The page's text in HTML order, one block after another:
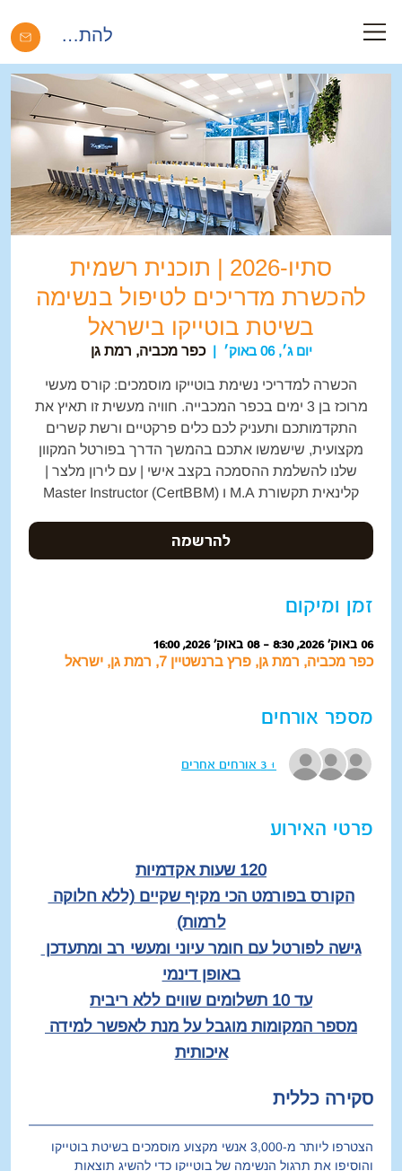
להתחברות
סתיו-2026 | תוכנית רשמית
להכשרת מדריכים לטיפול בנשימה
בשיטת בוטייקו בישראל
יום ג׳, 06 באוק׳
  |
כפר מכביה, רמת גן
הכשרה למדריכי נשימת בוטייקו מוסמכים: קורס מעשי
מרוכז בן 3 ימים בכפר המכבייה. חוויה מעשית זו תאיץ את
התקדמותכם ותעניק לכם כלים פרקטיים ורשת קשרים
מקצועית, שישמשו אתכם בהמשך הדרך בפורטל המקוון
שלנו להשלמת ההסמכה בקצב אישי | עם לירון מלצר |
קלינאית תקשורת M.A ו Master Instructor (CertBBM)
להרשמה
זמן ומיקום
06 באוק׳ 2026, 8:30 – 08 באוק׳ 2026, 16:00
כפר מכביה, רמת גן, פרץ ברנשטיין 7, רמת גן, ישראל
מספר אורחים
+ 3 אורחים אחרים
פרטי האירוע
120 שעות אקדמיות
הקורס בפורמט הכי מקיף שקיים (ללא חלוקה
לרמות)
גישה לפורטל עם חומר עיוני ומעשי רב ומתעדכן
באופן דינמי
עד 10 תשלומים שווים ללא ריבית
מספר המקומות מוגבל על מנת לאפשר למידה
איכותית
סקירה כללית
הצטרפו ליותר מ-3,000 אנשי מקצוע מוסמכים בשיטת בוטייקו
והוסיפו את תרגול הנשימה של בוטייקו כדי להשיג תוצאות